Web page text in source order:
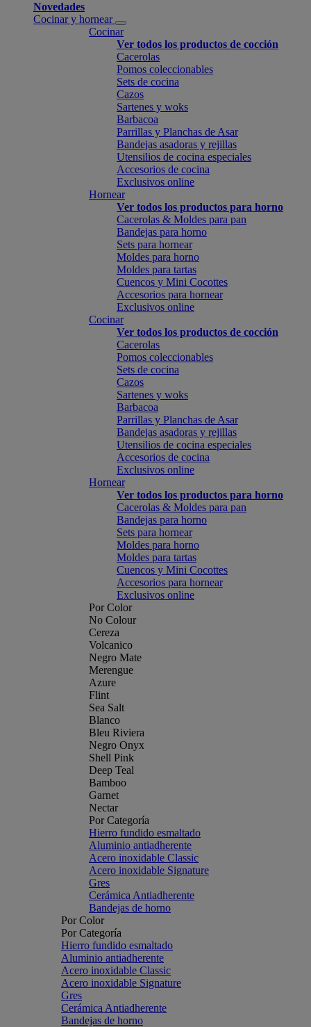
Novedades
Cocinar y hornear
Cocinar
Ver todos los productos de cocción
Cacerolas
Pomos coleccionables
Sets de cocina
Cazos
Sartenes y woks
Barbacoa
Parrillas y Planchas de Asar
Bandejas asadoras y rejillas
Utensilios de cocina especiales
Accesorios de cocina
Exclusivos online
Hornear
Ver todos los productos para horno
Cacerolas & Moldes para pan
Bandejas para horno
Sets para hornear
Moldes para horno
Moldes para tartas
Cuencos y Mini Cocottes
Accesorios para hornear
Exclusivos online
Cocinar
Ver todos los productos de cocción
Cacerolas
Pomos coleccionables
Sets de cocina
Cazos
Sartenes y woks
Barbacoa
Parrillas y Planchas de Asar
Bandejas asadoras y rejillas
Utensilios de cocina especiales
Accesorios de cocina
Exclusivos online
Hornear
Ver todos los productos para horno
Cacerolas & Moldes para pan
Bandejas para horno
Sets para hornear
Moldes para horno
Moldes para tartas
Cuencos y Mini Cocottes
Accesorios para hornear
Exclusivos online
Por Color
No Colour
Cereza
Volcanico
Negro Mate
Merengue
Azure
Flint
Sea Salt
Blanco
Bleu Riviera
Negro Onyx
Shell Pink
Deep Teal
Bamboo
Garnet
Nectar
Por Categoría
Hierro fundido esmaltado
Aluminio antiadherente
Acero inoxidable Classic
Acero inoxidable Signature
Gres
Cerámica Antiadherente
Bandejas de horno
Por Color
Por Categoría
Hierro fundido esmaltado
Aluminio antiadherente
Acero inoxidable Classic
Acero inoxidable Signature
Gres
Cerámica Antiadherente
Bandejas de horno